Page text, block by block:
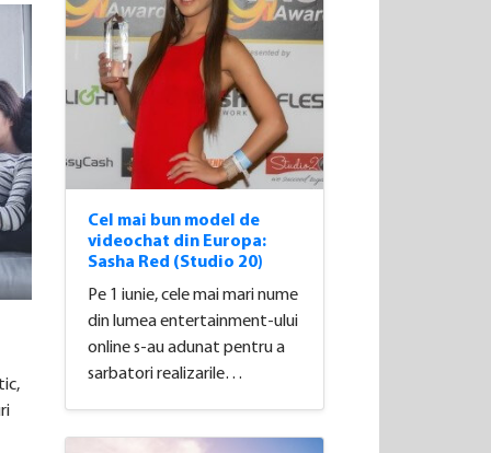
Cel mai bun model de
videochat din Europa:
Sasha Red (Studio 20)
Pe 1 iunie, cele mai mari nume
din lumea entertainment-ului
online s-au adunat pentru a
sarbatori realizarile…